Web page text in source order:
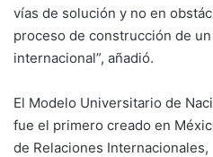
vías de solución y no en
proceso de construcción de
internacional”, añadió.
El Modelo Universitario de
fue el primero creado en
de Relaciones